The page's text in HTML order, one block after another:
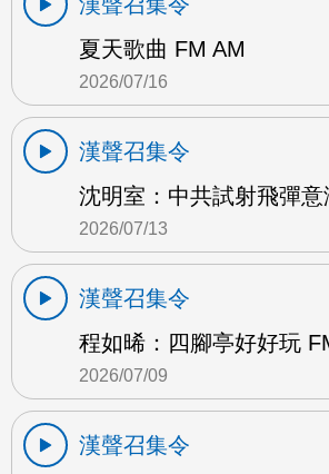
夏天歌曲 FM AM
2026/07/16
漢聲召集令
沈明室：中共試射飛彈意
2026/07/13
漢聲召集令
程如晞：四腳亭好好玩
2026/07/09
漢聲召集令